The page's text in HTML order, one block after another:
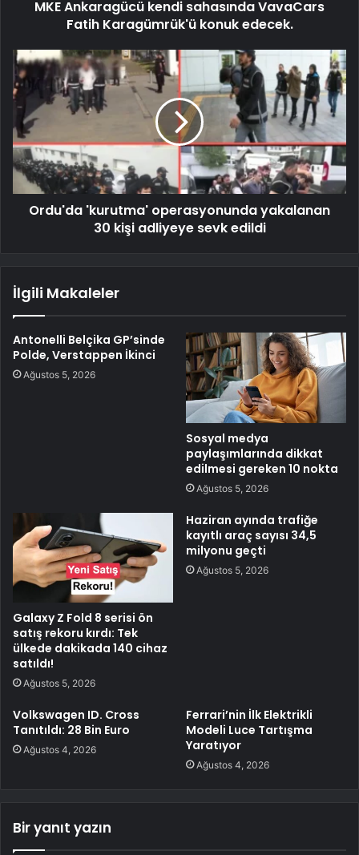
MKE Ankaragücü kendi sahasında VavaCars
Fatih Karagümrük'ü konuk edecek.
Ordu'da 'kurutma' operasyonunda yakalanan
30 kişi adliyeye sevk edildi
İlgili Makaleler
Antonelli Belçika GP’sinde
Polde, Verstappen İkinci
Ağustos 5, 2026
Sosyal medya
paylaşımlarında dikkat
edilmesi gereken 10 nokta
Ağustos 5, 2026
Galaxy Z Fold 8 serisi ön
satış rekoru kırdı: Tek
ülkede dakikada 140 cihaz
satıldı!
Ağustos 5, 2026
Haziran ayında trafiğe
kayıtlı araç sayısı 34,5
milyonu geçti
Ağustos 5, 2026
Volkswagen ID. Cross
Tanıtıldı: 28 Bin Euro
Ağustos 4, 2026
Ferrari’nin İlk Elektrikli
Modeli Luce Tartışma
Yaratıyor
Ağustos 4, 2026
Bir yanıt yazın